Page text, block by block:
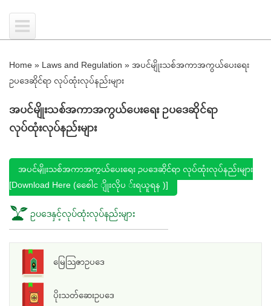
Home » Laws and Regulation » အပင်မျိုးသစ်အကာအကွယ်ပေးရေး
ဥပဒေဆိုင်ရာ လုပ်ထုံးလုပ်နည်းများ
အပင်မျိုးသစ်အကာအကွယ်ပေးရေး ဥပဒေဆိုင်ရာ
လုပ်ထုံးလုပ်နည်းများ
အပင်မျိုးသစ်အကာအကွယ်ပေးရေး ဥပဒေဆိုင်ရာ လုပ်ထုံးလုပ်နည်းများ
[Download Here (စေေါင ျိုးလိုပ ်း‌ရယူရန )]
ဥပဒေနှင့်လုပ်ထုံးလုပ်နည်းများ
မြေသြဇာဥပဒေ
ပိုးသတ်ဆေးဥပဒေ